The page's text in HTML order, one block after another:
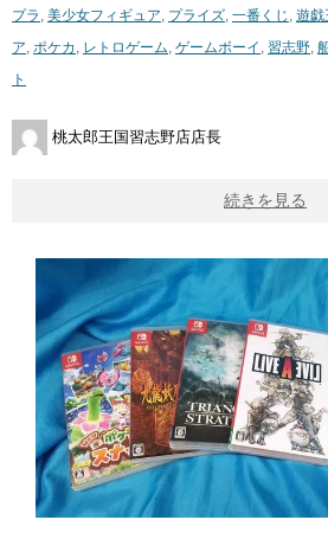
プラ , 美少女フィギュア, プライズ, 一番くじ , 遊戯
ア, ポケカ , レトロゲーム, ゲームボーイ , 習志野,
ト
桃太郎王国習志野店店長
続きを見る